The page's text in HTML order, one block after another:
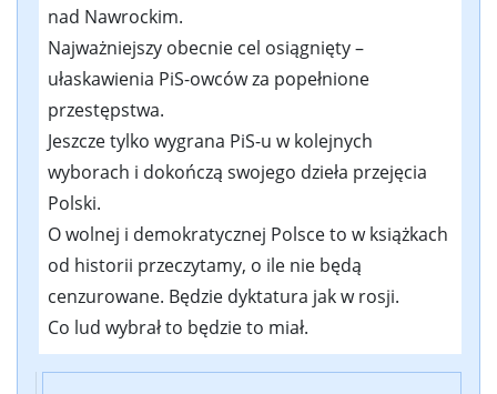
nad Nawrockim.
Najważniejszy obecnie cel osiągnięty –
ułaskawienia PiS-owców za popełnione
przestępstwa.
Jeszcze tylko wygrana PiS-u w kolejnych
wyborach i dokończą swojego dzieła przejęcia
Polski.
O wolnej i demokratycznej Polsce to w książkach
od historii przeczytamy, o ile nie będą
cenzurowane. Będzie dyktatura jak w rosji.
Co lud wybrał to będzie to miał.